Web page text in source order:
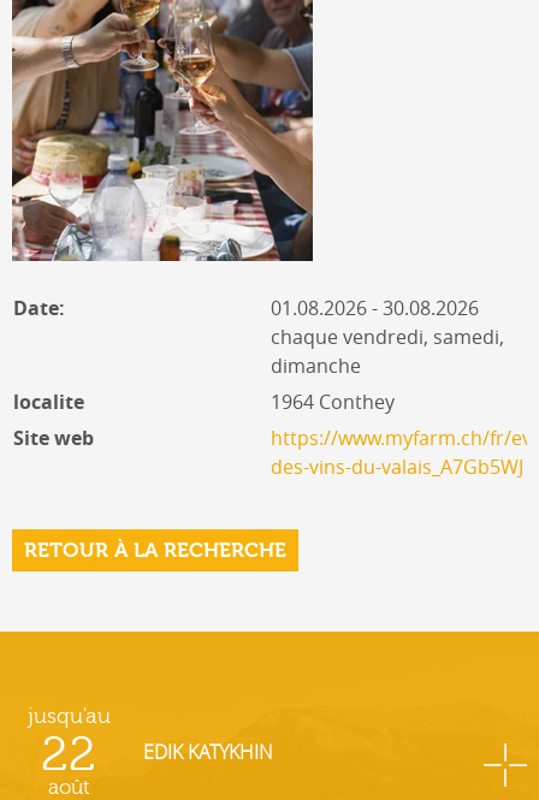
Date:
01.08.2026 - 30.08.2026
chaque vendredi, samedi,
dimanche
localite
1964 Conthey
Site web
https://www.myfarm.ch/fr/
des-vins-du-valais_A7Gb5WJ
RETOUR À LA RECHERCHE
jusqu'au
22
août
EDIK KATYKHIN